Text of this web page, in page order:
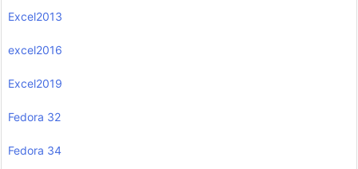
Excel2013
excel2016
Excel2019
Fedora 32
Fedora 34